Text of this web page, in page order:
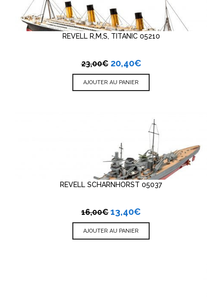
REVELL R,M,S, TITANIC 05210
23,00€ 20,40€
AJOUTER AU PANIER
REVELL SCHARNHORST 05037
16,00€ 13,40€
AJOUTER AU PANIER